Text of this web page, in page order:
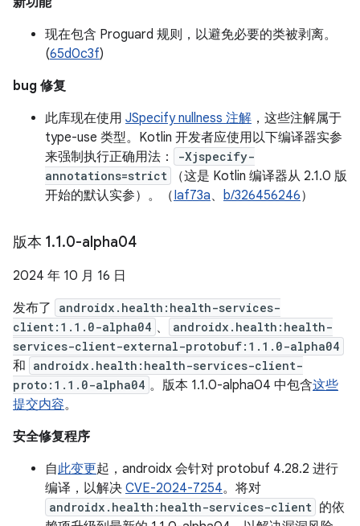
现在包含 Proguard 规则，以避免必要的类被剥离。
(65d0c3f)
bug 修复
此库现在使用 JSpecify nullness 注解 ，这些注解属于
type-use 类型。Kotlin 开发者应使用以下编译器实参
来强制执行正确用法：
-Xjspecify-
annotations=strict
（这是 Kotlin 编译器从 2.1.0 版
开始的默认实参）。（Iaf73a、 b/326456246）
版本 1.1.0-alpha04
2024 年 10 月 16 日
发布了
androidx.health:health-services-
client:1.1.0-alpha04 、
androidx.health:health-
services-client-external-protobuf:1.1.0-alpha04
和 androidx.health:health-services-client-
proto:1.1.0-alpha04 。版本 1.1.0-alpha04 中包含这些
提交内容。
安全修复程序
自此变更起，androidx 会针对 protobuf 4.28.2 进行
编译，以解决 CVE-2024-7254。将对
androidx.health:health-services-client 的依